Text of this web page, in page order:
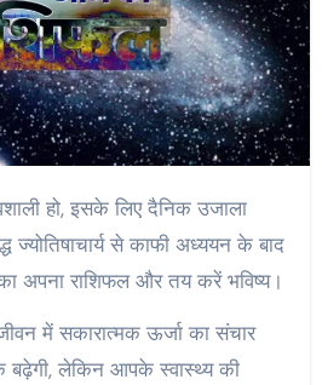
हो, इसके लिए दैनिक उजाला
ज्योतिषाचार्य से काफी अध्ययन के बाद
अपना राशिफल और तय करें भविष्य।
में सकारात्मक ऊर्जा का संचार
लेकिन आपके स्वास्थ्य की